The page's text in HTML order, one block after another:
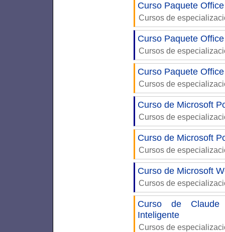
Curso Paquete
Cursos de
Curso Paquete
Cursos de
Curso Paquete
Cursos de
Curso de Microsoft
Cursos de
Curso de Microsoft
Cursos de
Curso de Microsoft
Cursos de
Curso de Claude
Inteligente
Cursos de